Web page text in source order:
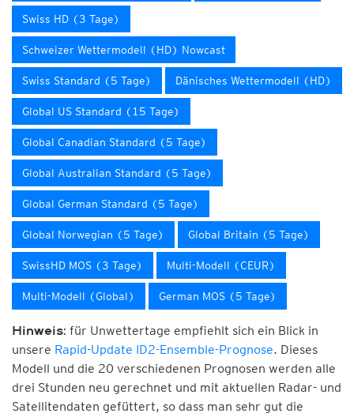
Swiss HD (3 Tage)
Schweizer Wettermodell (HD) Nowcast
Swiss Standard (5 Tage) Dänisches Wettermodell (HD)
Global US Standard (15 Tage)
Global Canadian Standard (5 Tage)
Global Australian Standard (5 Tage)
Global German Standard (5 Tage)
Global Norwegian (5 Tage) Global Britain (5 Tage)
SwissHD MOS (3 Tage) Multi-Modell (CEUR)
Multi-Modell (Global) German MOS (5 Tage)
Hinweis: für Unwettertage empfiehlt sich ein Blick in
unsere Rapid-Update ID2-Ensemble-Prognose. Dieses
Modell und die 20 verschiedenen Prognosen werden alle
drei Stunden neu gerechnet und mit aktuellen Radar- und
Satellitendaten gefüttert, so dass man sehr gut die